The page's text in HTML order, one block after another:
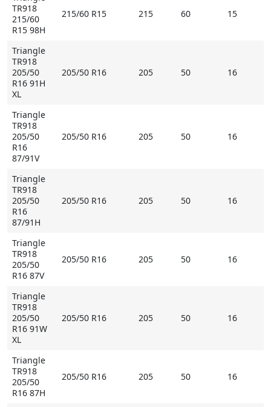
TR918
215/60
R15 98H
215/60 R15 215 60 15
Triangle
TR918
205/50
R16 91H
XL
205/50 R16 205 50 16
Triangle
TR918
205/50
R16
87/91V
205/50 R16 205 50 16
Triangle
TR918
205/50
R16
87/91H
205/50 R16 205 50 16
Triangle
TR918
205/50
R16 87V
205/50 R16 205 50 16
Triangle
TR918
205/50
R16 91W
XL
205/50 R16 205 50 16
Triangle
TR918
205/50
R16 87H
205/50 R16 205 50 16